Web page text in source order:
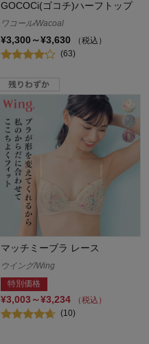
GOCOCi(ゴコチ)ハーフトップ
ワコール/Wacoal
¥3,300～¥3,630
（税込）
(63)
マッチミーブラ レース
ウイング/Wing
特別価格
¥3,003～¥3,234
（税込）
(10)